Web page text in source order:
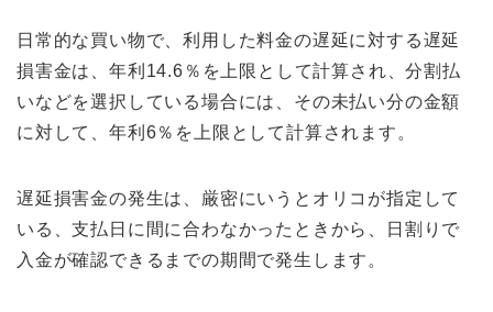
日常的な買い物で、利用した料金の遅延に対する遅延
損害金は、年利14.6％を上限として計算され、分割払
いなどを選択している場合には、その未払い分の金額
に対して、年利6％を上限として計算されます。
遅延損害金の発生は、厳密にいうとオリコが指定して
いる、支払日に間に合わなかったときから、日割りで
入金が確認できるまでの期間で発生します。